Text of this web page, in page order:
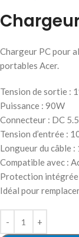
Chargeur
Chargeur PC pour
portables Acer.
Tension de sortie :
Puissance : 90W
Connecteur : DC
Tension d’entrée :
Longueur du câble :
Compatible avec :
Protection
Idéal pour